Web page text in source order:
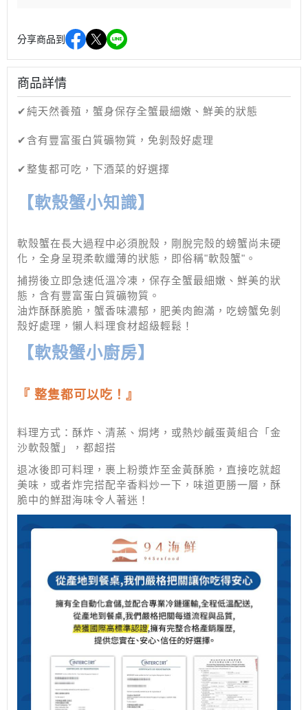
分享商品到
商品詳情
✔純天然養殖，蟹身保存全蟹最細嫩、鮮美的狀態
✔含有豐富蛋白質礦物質​，免剝殼好處理
✔整隻都可吃，下酒菜的好選擇
【軟殼蟹小知識】
軟殼蟹在長大過程中必須脫殼，剛脫完殼的螃蟹尚未硬
化，全身呈現柔軟纖薄的狀態，即俗稱"軟殼蟹"。
捕撈後立即急速低溫冷凍，保存全蟹最細嫩、鮮美的狀
態，含有豐富蛋白質礦物質。
油炸酥酥脆脆，蟹香味濃郁，肥美肉飽滿，吃螃蟹免剝
殼好處理，懶人料理食材超級輕鬆！
【軟殼蟹小廚房】
『 整隻都可以吃！』
料理方式：酥炸、清蒸、焗烤，或熱炒鹹蛋黃組合「金
沙軟殼蟹」，都超搭
退冰後即可料理，裹上粉漿炸至金黃酥脆，直接吃就超
美味，或者炸完搭配辛香料炒一下，味道更勝一層，酥
脆中的鮮甜海味令人著迷！